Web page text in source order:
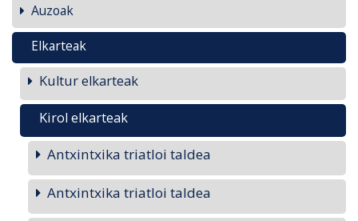
Auzoak
Elkarteak
Kultur elkarteak
Kirol elkarteak
Antxintxika triatloi taldea
Antxintxika triatloi taldea